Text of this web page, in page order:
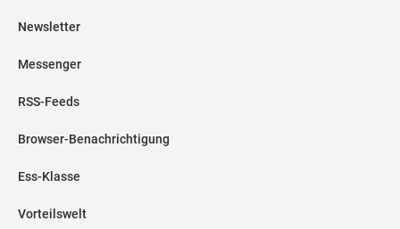
Newsletter
Messenger
RSS-Feeds
Browser-Benachrichtigung
Ess-Klasse
Vorteilswelt